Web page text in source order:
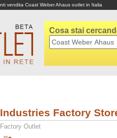
vendita Coast Weber Ahaus outlet in Italia
Cosa stai
Industries Factory
Factory Outlet